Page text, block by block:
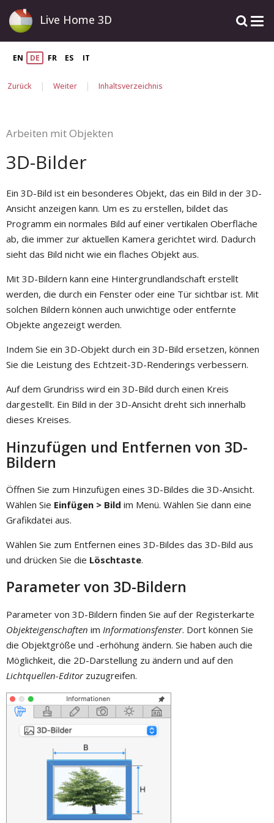
Live Home 3D
EN DE FR ES IT
Zurück | Weiter | Inhaltsverzeichnis
Arbeiten mit Objekten
3D-Bilder
Ein 3D-Bild ist ein besonderes Objekt, das ein Bild in der 3D-
Ansicht anzeigen kann. Um es zu erstellen, bildet das
Programm ein normales Bild auf einer vertikalen Oberfläche
ab, die immer zur aktuellen Kamera gerichtet wird. Dadurch
sieht das Bild nicht wie ein flaches Objekt aus.
Mit 3D-Bildern kann eine Hintergrundlandschaft erstellt
werden, die durch ein Fenster oder eine Tür sichtbar ist. Mit
solchen Bildern können auch unwichtige oder entfernte
Objekte angezeigt werden.
Indem Sie ein 3D-Objekt durch ein 3D-Bild ersetzen, können
Sie die Leistung des Echtzeit-3D-Renderings verbessern.
Auf dem Grundriss wird ein 3D-Bild durch einen Kreis
dargestellt. Ein Bild in der 3D-Ansicht dreht sich innerhalb
dieses Kreises.
Hinzufügen und Entfernen von 3D-
Bildern
Öffnen Sie zum Hinzufügen eines 3D-Bildes die 3D-Ansicht.
Wählen Sie Einfügen > Bild im Menü. Wählen Sie dann eine
Grafikdatei aus.
Wählen Sie zum Entfernen eines 3D-Bildes das 3D-Bild aus
und drücken Sie die Löschtaste.
Parameter von 3D-Bildern
Parameter von 3D-Bildern finden Sie auf der Registerkarte
Objekteigenschaften im Informationsfenster. Dort können Sie
die Objektgröße und -erhöhung ändern. Sie haben auch die
Möglichkeit, die 2D-Darstellung zu ändern und auf den
Lichtquellen-Editorzuzugreifen.